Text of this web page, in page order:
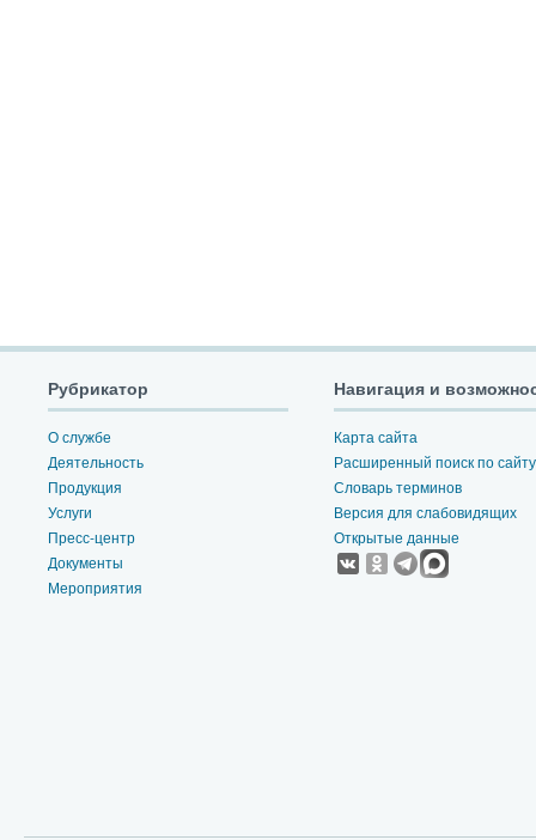
Рубрикатор
О службе
Деятельность
Продукция
Услуги
Пресс-центр
Документы
Мероприятия
Навигация и
Карта сайта
Расширенный поиск по сайту
Словарь терминов
Версия для слабовидящих
Открытые данные